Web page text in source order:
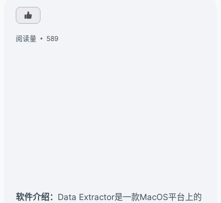
阅读量 589
软件介绍： Data Extractor是一款MacOS平台上的